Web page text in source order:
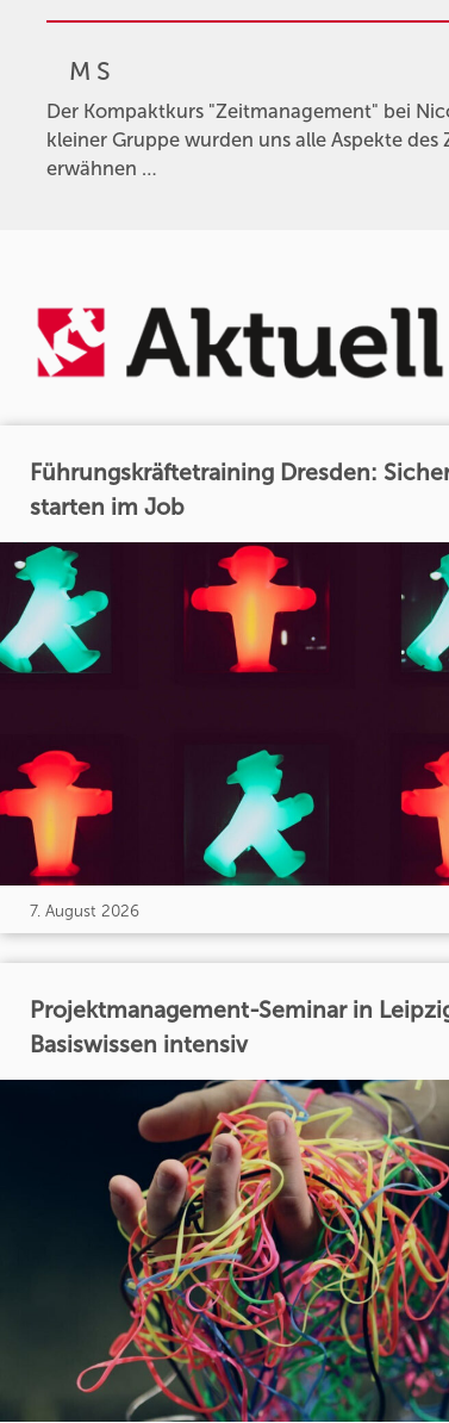
M S
Der Kompaktkurs "Zeitmanagement" bei
kleiner Gruppe wurden uns alle Aspekte
erwähnen …
Führungskräftetraining Dresden:
starten im Job
7. August 2026
Projektmanagement-Seminar in
Basiswissen intensiv